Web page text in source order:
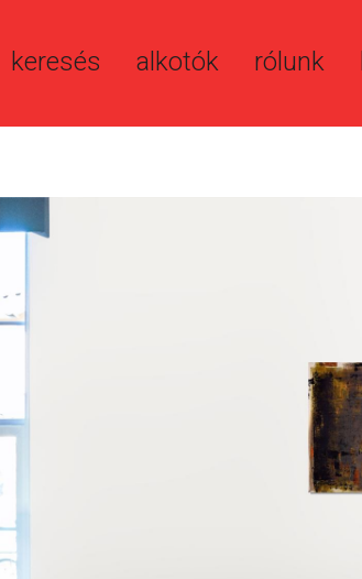
keresés alkotók rólunk